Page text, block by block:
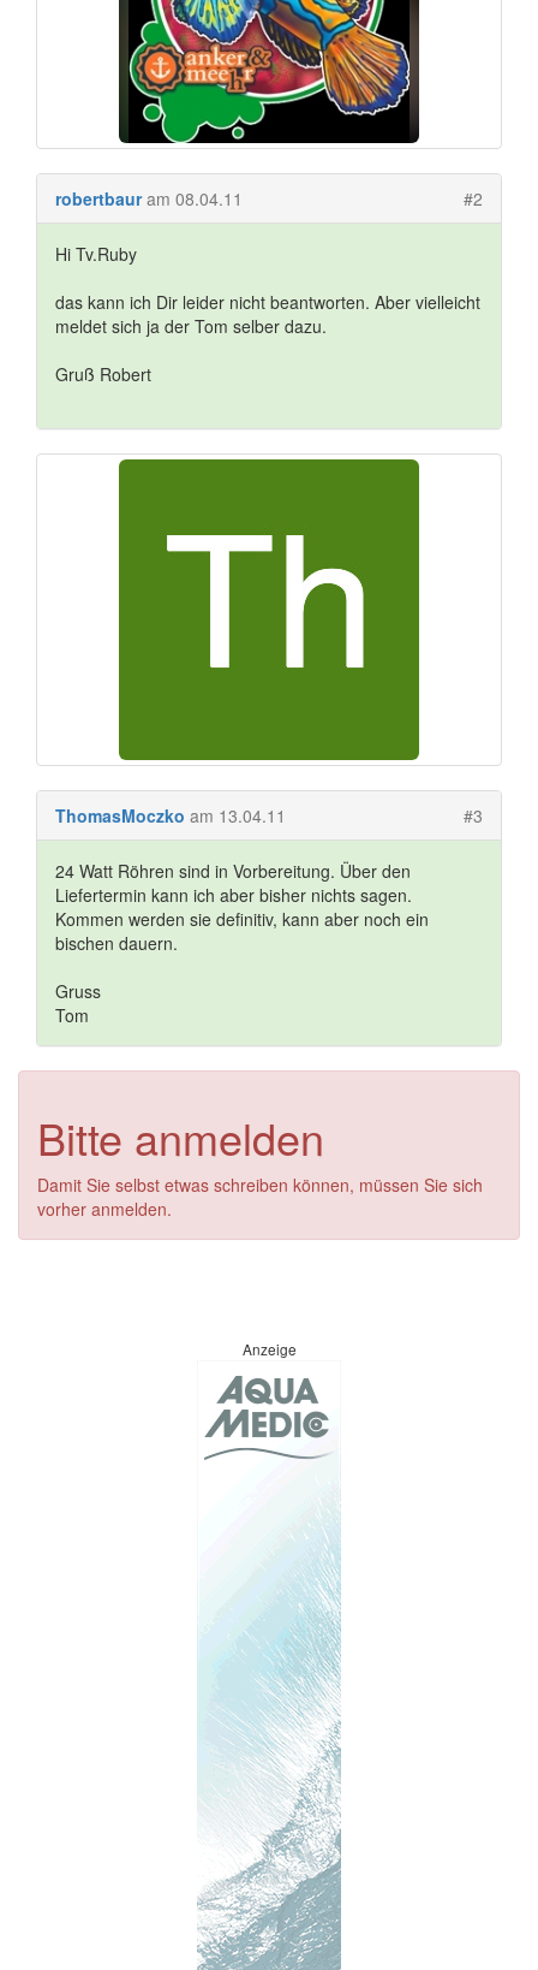
robertbaur am 08.04.11 #2
Hi Tv.Ruby
das kann ich Dir leider nicht beantworten. Aber vielleicht
meldet sich ja der Tom selber dazu.
Gruß Robert
ThomasMoczko am 13.04.11 #3
24 Watt Röhren sind in Vorbereitung. Über den
Liefertermin kann ich aber bisher nichts sagen.
Kommen werden sie definitiv, kann aber noch ein
bischen dauern.
Gruss
Tom
Bitte anmelden
Damit Sie selbst etwas schreiben können, müssen Sie sich
vorher anmelden.
Anzeige